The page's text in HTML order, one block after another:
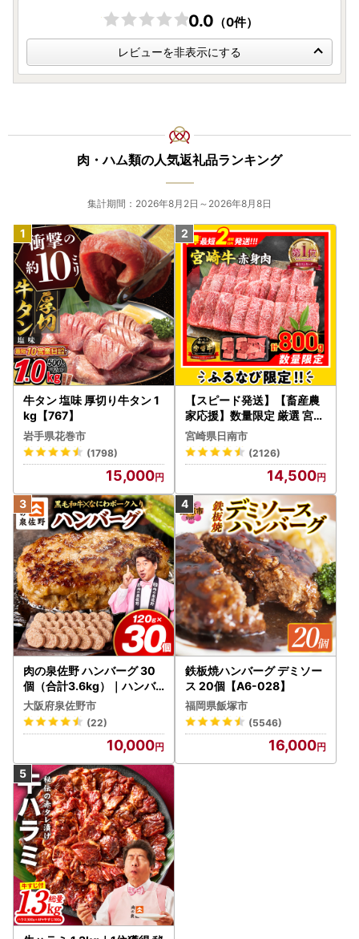
0.0 （0件）
レビューを非表示にする
肉・ハム類の人気返礼品ランキング
集計期間：2026年8月2日～2026年8月8日
牛タン 塩味 厚切り牛タン 1
kg【767】
岩手県花巻市
(1798)
15,000
【スピード発送】【畜産農
家応援】数量限定 厳選 宮崎
牛 赤身 焼肉 計800g FN-Li
mited-PR_BDV5-26-2W
宮崎県日南市
(2126)
14,500
肉の泉佐野 ハンバーグ 30
個（合計3.6kg）｜ハンバ
ーグ 訳あり 黒毛和牛×なに
わポーク
大阪府泉佐野市
(22)
10,000
鉄板焼ハンバーグ デミソー
ス 20個【A6-028】
福岡県飯塚市
(5546)
16,000